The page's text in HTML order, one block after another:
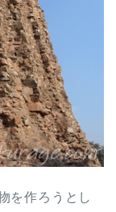
を作ろうとし